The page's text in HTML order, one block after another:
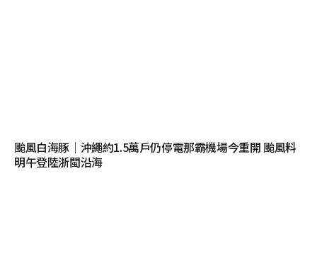
颱風白海豚｜沖繩約1.5萬戶仍停電那霸機場今重開 颱風料
明午登陸浙閩沿海